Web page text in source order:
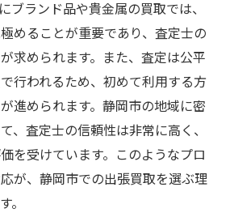
買取成功事例
狙うためのポイント
のために知っておきたいこと
のリアルな声を紹介
をより安心にするためのポイン
取を依頼するためのチェックリ
ブランド品や貴金属の買取では、
めることが重要であり、査定士の
求められます。また、査定は公平
行われるため、初めて利用する方
進められます。静岡市の地域に密
、査定士の信頼性は非常に高く、
を受けています。このようなプロ
が、静岡市での出張買取を選ぶ理
。